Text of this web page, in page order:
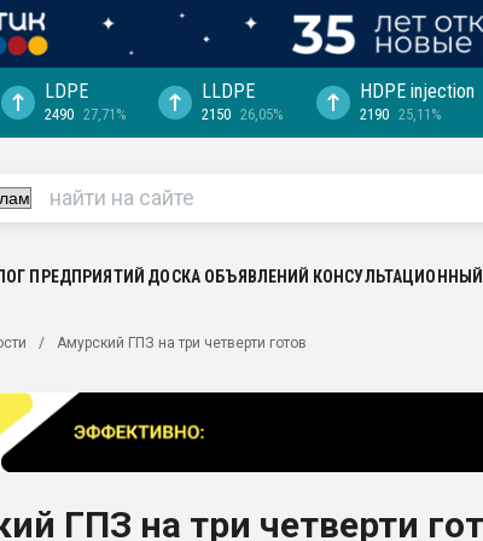
выходит на
рынке
LDPE
2490 27,71%
LLDPE
2150 26,05%
HDPE injection
2190 25,11%
ПРЕДПРИЯТИЙ ДОСКА ОБЪЯВЛЕНИЙ
Амурский ГПЗ на три четверти готов
ГПЗ на три четверти